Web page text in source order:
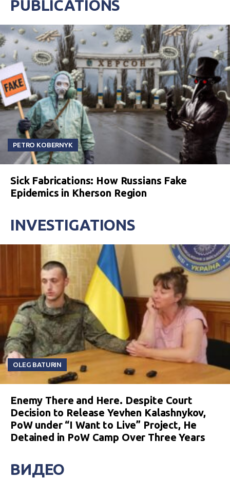
PUBLICATIONS
PETRO KOBERNYK
Sick Fabrications: How Russians Fake
Epidemics in Kherson Region
INVESTIGATIONS
OLEG BATURIN
Enemy There and Here. Despite Court
Decision to Release Yevhen Kalashnykov,
PoW under “I Want to Live” Project, He
Detained in PoW Camp Over Three Years
ВИДЕО